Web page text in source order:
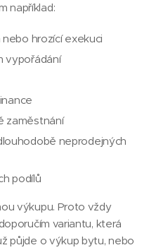
například:
hrozící exekuci
vypořádání
zaměstnání
neprodejných
podílů
výkupu. Proto vždy
variantu, která
půjde o výkup bytu, nebo